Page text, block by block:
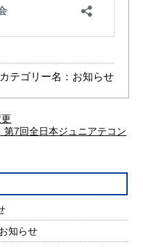
カテゴリー名： お知らせ
7回全日本ジュニアテコン
知らせ